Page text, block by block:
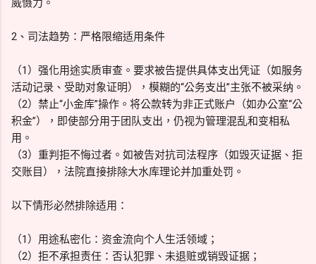
威慑力。
2、司法趋势：严格限缩适用条件
（1）强化用途实质审查。要求被告提供具体支出凭证（如服务
活动记录、受助对象证明），模糊的“公务支出”主张不被采纳。
（2）禁止“小金库”操作。将公款转为非正式账户（如办公室“公
积金”），即使部分用于团队支出，仍视为管理混乱和变相私
用。
（3）重判拒不悔过者。如被告对抗司法程序（如毁灭证据、拒
交账目），法院直接排除大水库理论并加重处罚。
以下情形必然排除适用：
（1）用途私密化：资金流向个人生活领域；
（2）拒不承担责任：否认犯罪、未退赃或销毁证据；